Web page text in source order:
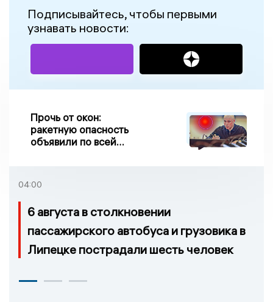
Подписывайтесь, чтобы первыми
узнавать новости:
Прочь от окон:
ракетную опасность
объявили по всей
04:00
6 августа в столкновении
пассажирского автобуса и грузовика в
Липецке пострадали шесть человек